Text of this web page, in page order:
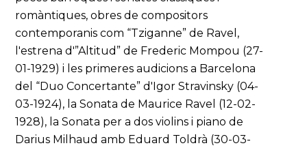
romàntiques, obres de compositors
contemporanis com “Tziganne” de Ravel,
l'estrena d'”Altitud” de Frederic Mompou (27-
01-1929) i les primeres audicions a Barcelona
del “Duo Concertante” d'Igor Stravinsky (04-
03-1924), la Sonata de Maurice Ravel (12-02-
1928), la Sonata per a dos violins i piano de
Darius Milhaud amb Eduard Toldrà (30-03-